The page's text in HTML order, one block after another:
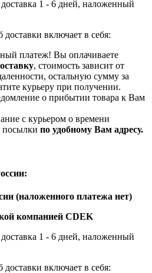
доставка 1 - 6 дней, наложенный
включает в себя:
платеж! Вы оплачиваете
, стоимость зависит от
остальную сумму за
курьеру при получении.
о прибытии товара к Вам
с курьером о времени
посылки по удобному Вам адресу.
(наложенного платежа нет)
компанией CDEK
доставка 1 - 6 дней, наложенный
включает в себя: